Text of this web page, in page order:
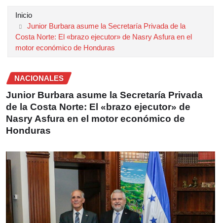
Inicio
Junior Burbara asume la Secretaría Privada de la
Costa Norte: El «brazo ejecutor» de Nasry Asfura en el
motor económico de Honduras
NACIONALES
Junior Burbara asume la Secretaría Privada
de la Costa Norte: El «brazo ejecutor» de
Nasry Asfura en el motor económico de
Honduras